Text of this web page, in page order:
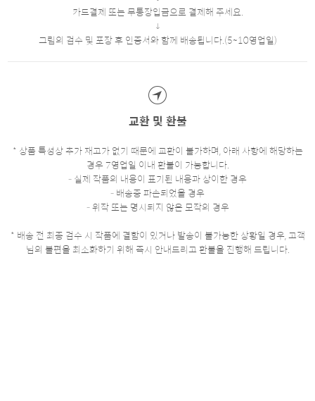
카드결제 또는 무통장입금으로 결제해 주세요.
그림의 검수 및 포장 후 인증서와 함께 배송됩니다.(5~10영업일)
교환 및 환불
* 상품 특성상 추가 재고가 없기 때문에 교환이 불가하며, 아래 사항에 해당하는
경우 7영업일 이내 환불이 가능합니다.
- 실제 작품의 내용이 표기된 내용과 상이한 경우
- 배송중 파손되었을 경우
- 위작 또는 명시되지 않은 모작의 경우
* 배송 전 최종 검수 시 작품에 결함이 있거나 발송이 불가능한 상황일 경우, 고객
님의 불편을 최소화하기 위해 즉시 안내드리고 환불을 진행해 드립니다.